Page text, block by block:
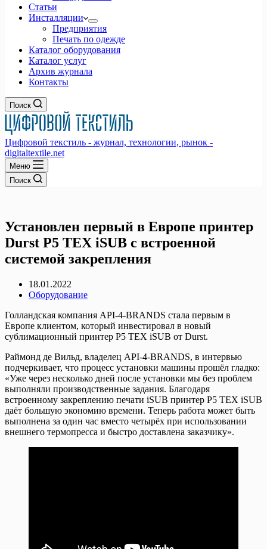
Статьи
Инсталляции
Предприятия
Печать по одежде
Каталог оборудования
Каталог услуг
Архив журнала
Контакты
Поиск
Цифровой текстиль - журнал, технологии, рынок -
digitaltextile.net
Меню
Поиск
Установлен первый в Европе принтер
Durst P5 TEX iSUB с встроенной
системой закрепления
18.01.2022
Оборудование
Голландская компания API-4-BRANDS стала первым в
Европе клиентом, который инвестировал в новый
сублимационный принтер P5 TEX iSUB от Durst.
Раймонд де Вильд, владелец API-4-BRANDS, в интервью
подчеркивает, что процесс установки машины прошёл гладко:
«Уже через несколько дней после установки мы без проблем
выполняли производственные задания. Благодаря
встроенному закреплению печати iSUB принтер P5 TEX iSUB
даёт большую экономию времени. Теперь работа может быть
выполнена за один час вместо четырёх при использовании
внешнего термопресса и быстро доставлена заказчику».